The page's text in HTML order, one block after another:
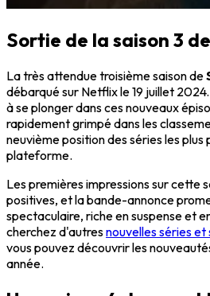
Sortie de la saison 3
La très attendue troisième saison de
débarqué sur Netflix le 19 juillet
à se plonger dans ces nouveaux
rapidement grimpé dans les
neuvième position des séries les plus
plateforme.
Les premières impressions sur cette
positives, et la bande-annonce
spectaculaire, riche en suspense et
cherchez d'autresnouvelles séries
vous pouvez découvrir les
année.